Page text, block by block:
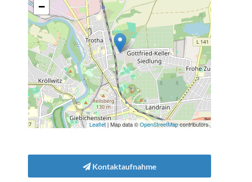
−
Leaflet| Map data ©OpenStreetMapcontributors
Kontaktaufnahme